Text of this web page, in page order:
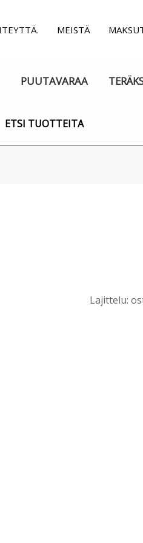
MEISTÄ
PUUTAVARAA
ETSI TUOTTEITA